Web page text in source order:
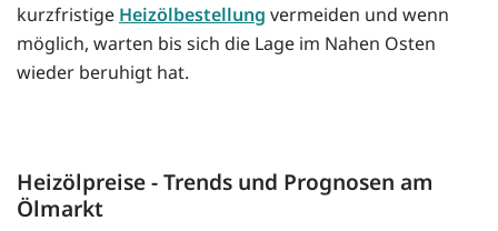
kurzfristige Heizölbestellung vermeiden und wenn
möglich, warten bis sich die Lage im Nahen Osten
wieder beruhigt hat.
Heizölpreise - Trends und Prognosen am
Ölmarkt